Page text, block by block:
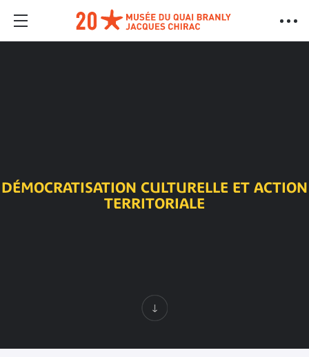
DÉMOCRATISATION CULTURELLE ET ACTION
TERRITORIALE